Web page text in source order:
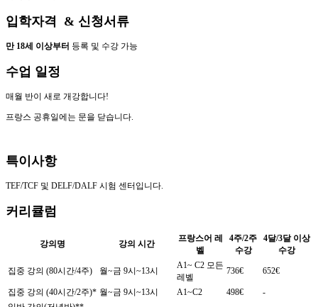
입학자격 & 신청서류
만 18세 이상부터 등록 및 수강 가능
수업 일정
매월 반이 새로 개강합니다!
프랑스 공휴일에는 문을 닫습니다.
특이사항
TEF/TCF 및 DELF/DALF 시험 센터입니다.
커리큘럼
강의명 강의 시간
프랑스어 레
벨
4주/2주
수강
4달/3달 이상
수강
집중 강의 (80시간/4주) 월~금 9시~13시
A1~ C2 모든
레벨
736€ 652€
집중 강의 (40시간/2주)* 월~금 9시~13시 A1~C2 498€
-